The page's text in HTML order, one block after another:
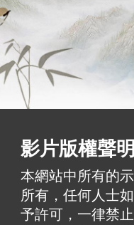
影片版權聲明
本網站中所有的
所有，任何人士
予許可，一律禁